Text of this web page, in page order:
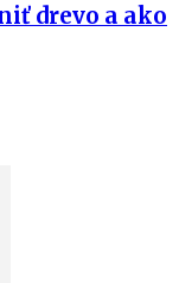
drevo a ako